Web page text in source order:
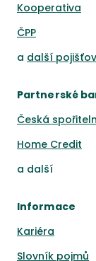
Kooperativa
ČPP
a další
Partnerské
Česká
Home Credit
a další
Informace
Kariéra
Slovník pojmů